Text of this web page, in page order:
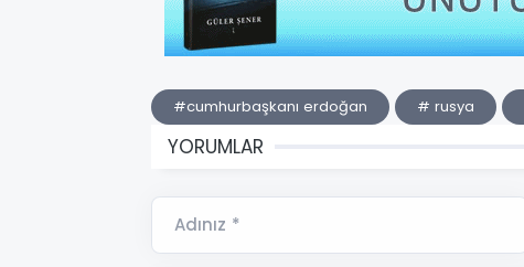
#cumhurbaşkanı erdoğan # rusya
YORUMLAR
Adınız *